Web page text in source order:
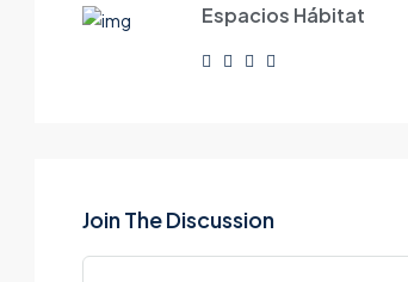
Espacios Hábitat
Join The Discussion